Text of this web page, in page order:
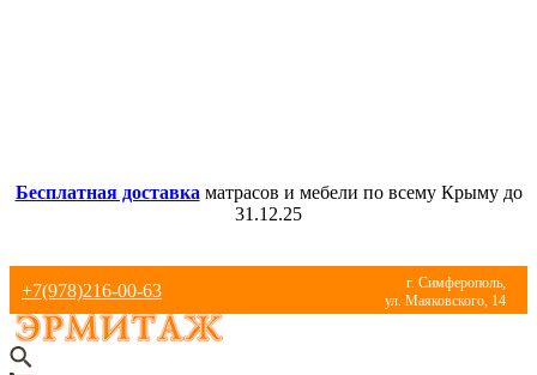
Бесплатная доставка матрасов и мебели по всему Крыму до
31.12.25
+7(978)216-00-63
г. Симферополь,
ул. Маяковского, 14